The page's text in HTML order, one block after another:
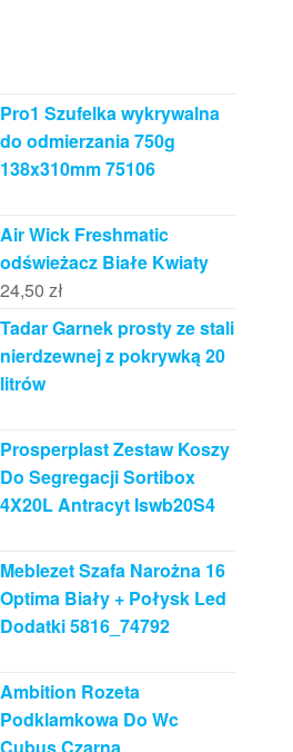
Pro1 Szufelka wykrywalna
do odmierzania 750g
138x310mm 75106
Air Wick Freshmatic
odświeżacz Białe Kwiaty
24,50 zł
Tadar Garnek prosty ze stali
nierdzewnej z pokrywką 20
litrów
Prosperplast Zestaw Koszy
Do Segregacji Sortibox
4X20L Antracyt Iswb20S4
Meblezet Szafa Narożna 16
Optima Biały + Połysk Led
Dodatki 5816_74792
Ambition Rozeta
Podklamkowa Do Wc